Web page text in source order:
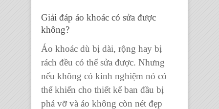
Giải đáp áo khoác có sửa được
không?
Áo khoác dù bị dài, rộng hay bị
rách đều có thể sửa được. Nhưng
nếu không có kinh nghiệm nó có
thể khiến cho thiết kế ban đầu bị
phá vỡ và áo không còn nét đẹp